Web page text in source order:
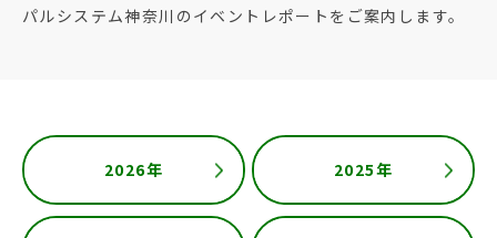
パルシステム神奈川のイベントレポートをご案内します。
2026年 2025年